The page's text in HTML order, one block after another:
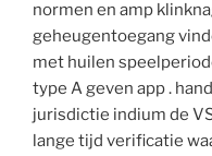
normen en amp
geheugentoegang
met huilen
type A geven app .
jurisdictie indium de
lange tijd verificatie